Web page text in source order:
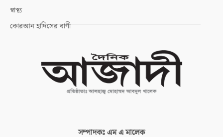
স্বাস্থ্য
কোরআন হাদিসের বাণী
সম্পাদকঃএম এ মালেক